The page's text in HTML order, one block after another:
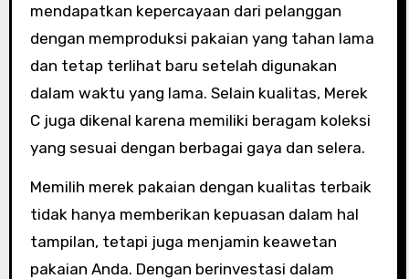
mendapatkan kepercayaan dari pelanggan
dengan memproduksi pakaian yang tahan lama
dan tetap terlihat baru setelah digunakan
dalam waktu yang lama. Selain kualitas, Merek
C juga dikenal karena memiliki beragam koleksi
yang sesuai dengan berbagai gaya dan selera.
Memilih merek pakaian dengan kualitas terbaik
tidak hanya memberikan kepuasan dalam hal
tampilan, tetapi juga menjamin keawetan
pakaian Anda. Dengan berinvestasi dalam